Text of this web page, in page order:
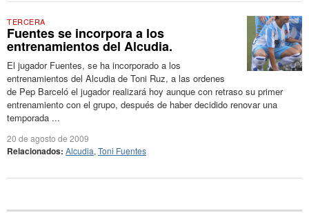
TERCERA
Fuentes se incorpora a los
entrenamientos del Alcudia.
El jugador Fuentes, se ha incorporado a los
entrenamientos del Alcudia de Toni Ruz, a las ordenes
de Pep Barceló el jugador realizará hoy aunque con retraso su primer
entrenamiento con el grupo, después de haber decidido renovar una
temporada ...
20 de agosto de 2009
Relacionados: Alcudia, Toni Fuentes